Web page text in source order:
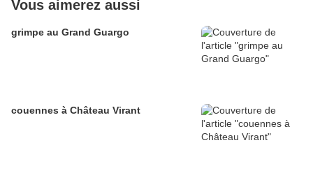
Vous aimerez aussi
grimpe au Grand Guargo
couennes à Château Virant